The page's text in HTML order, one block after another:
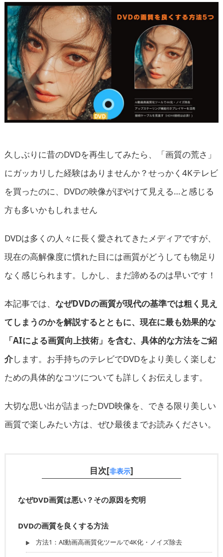
久しぶりに昔のDVDを再生してみたら、「画質の荒さ」
にガッカリした経験はありませんか？せっかく4Kテレビ
を買ったのに、DVDの映像がぼやけて見える…と感じる
方も多いかもしれません
DVDは多くの人々に長く愛されてきたメディアですが、
現在の高解像度に慣れた目には画質がどうしても物足り
なく感じられます。しかし、まだ諦めるのは早いです！
本記事では、 なぜDVDの画質が現代の基準では粗く見え
てしまうのかを解説するとともに、現在に最も効果的な
「AIによる画質向上技術」を含む、具体的な方法をご紹
介します。お手持ちのテレビでDVDをより美しく楽しむ
ための具体的なコツについても詳しくお伝えします。
大切な思い出が詰まったDVD映像を、できる限り美しい
画質で楽しみたい方は、ぜひ最後までお読みください。
目次[非表示]
なぜDVD画質は悪い？その原因を究明
DVDの画質を良くする方法
方法1：AI動画高画質化ツールで4K化・ノイズ除去